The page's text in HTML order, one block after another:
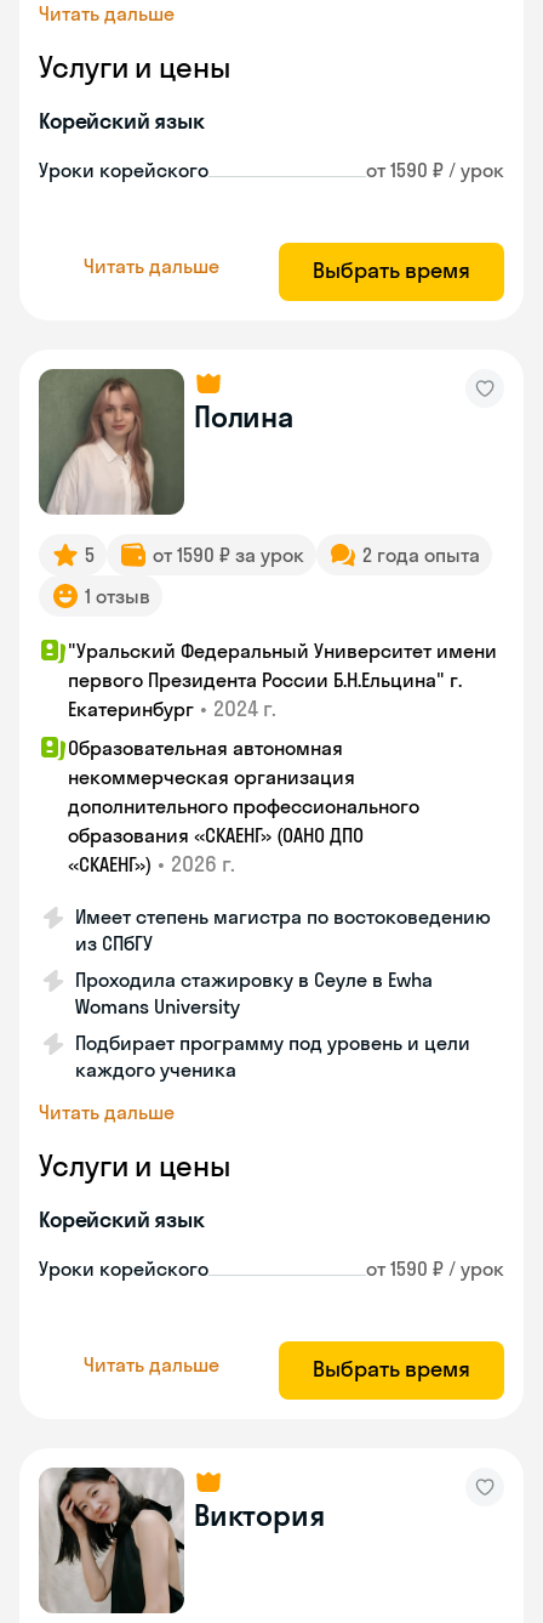
Читать дальше
Услуги и цены
Корейский язык
Уроки корейского от 1590 ₽ / урок
Читать дальше Выбрать время
Полина
5 от 1590 ₽ за урок
2 года опыта
1 отзыв
"Уральский Федеральный Университет имени
первого Президента России Б.Н.Ельцина" г.
Екатеринбург • 2024 г.
Образовательная автономная
некоммерческая организация
дополнительного профессионального
образования «СКАЕНГ» (ОАНО ДПО
«СКАЕНГ») • 2026 г.
Имеет степень магистра по востоковедению
из СПбГУ
Проходила стажировку в Сеуле в Ewha
Womans University
Подбирает программу под уровень и цели
каждого ученика
Читать дальше
Услуги и цены
Корейский язык
Уроки корейского от 1590 ₽ / урок
Читать дальше Выбрать время
Виктория